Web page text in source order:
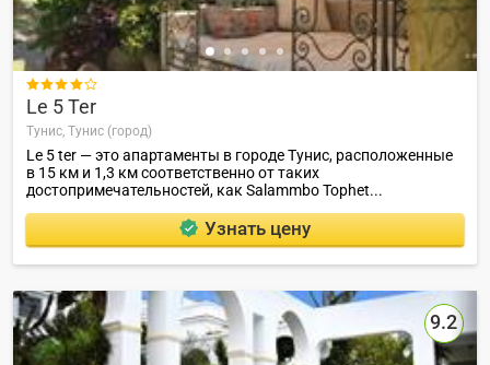

Le 5 Ter
Тунис, Тунис (город)
Le 5 ter — это апартаменты в городе Тунис, расположенные
в 15 км и 1,3 км соответственно от таких
достопримечательностей, как Salammbo Tophet...
Узнать цену
9.2